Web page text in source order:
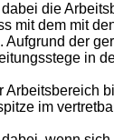
die
mit dem mit
Aufgrund der
in
Arbeitsbereich
im